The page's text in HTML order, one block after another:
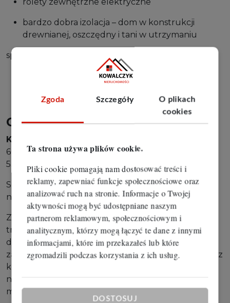
Zgoda Szczegóły
O plikach
cookies
Ta strona używa plików cookie.
Pliki cookie pomagają nam dostosować treści i
reklamy, zapewniać funkcje społecznościowe oraz
analizować ruch na stronie. Informacje o Twojej
aktywności mogą być udostępniane naszym
partnerom reklamowym, społecznościowym i
analitycznym, którzy mogą łączyć te dane z innymi
informacjami, które im przekazałeś lub które
zgromadzili podczas korzystania z ich usług.
DOSTOSUJ
bardzo dobra izolacja – dom w konstrukcji
drewnianej, oszczędny i tani w utrzymaniu
spokojna, zielona okolica
ogrodzenie z 3 stron , posiana trawa, ozdobne
brak podatku PCC (rynek pierwotny)
Cena: 890 000 zł brutto
Kontakt:
609 394 274
535 850 715
Serdecznie zapraszamy na prezentację
nieruchomości.
Zapewniamy pełne wsparcie na każdym etapie
transakcji – pomagamy w uzyskaniu niezbędnych
dokumentów, przeprowadzeniu całego procesu
zakupu oraz w załatwieniu formalności związanych z
kredytem bankowym. Dbamy o to, aby zakup
nieruchomości przebiegł sprawnie, bezpiecznie i z
minimalnym zaangażowaniem ze strony Klienta.